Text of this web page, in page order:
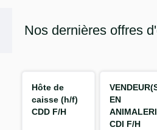
Nos dernières offres
Hôte de
caisse (h/f)
CDD F/H
EN
CDI F/H